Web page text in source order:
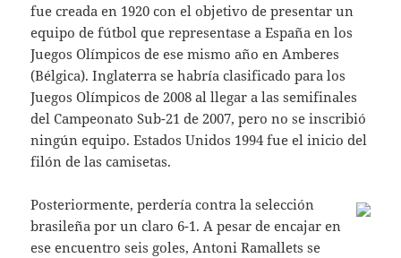
fue creada en 1920 con el objetivo de presentar un
equipo de fútbol que representase a España en los
Juegos Olímpicos de ese mismo año en Amberes
(Bélgica). Inglaterra se habría clasificado para los
Juegos Olímpicos de 2008 al llegar a las semifinales
del Campeonato Sub-21 de 2007, pero no se inscribió
ningún equipo. Estados Unidos 1994 fue el inicio del
filón de las camisetas.
Posteriormente, perdería contra la selección
brasileña por un claro 6-1. A pesar de encajar en
ese encuentro seis goles, Antoni Ramallets se